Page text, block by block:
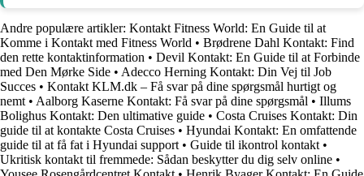
Andre populære artikler: Kontakt Fitness World: En Guide til at
Komme i Kontakt med Fitness World • Brødrene Dahl Kontakt: Find
den rette kontaktinformation • Devil Kontakt: En Guide til at Forbinde
med Den Mørke Side • Adecco Herning Kontakt: Din Vej til Job
Succes • Kontakt KLM.dk – Få svar på dine spørgsmål hurtigt og
nemt • Aalborg Kaserne Kontakt: Få svar på dine spørgsmål • Illums
Bolighus Kontakt: Den ultimative guide • Costa Cruises Kontakt: Din
guide til at kontakte Costa Cruises • Hyundai Kontakt: En omfattende
guide til at få fat i Hyundai support • Guide til ikontrol kontakt •
Ukritisk kontakt til fremmede: Sådan beskytter du dig selv online •